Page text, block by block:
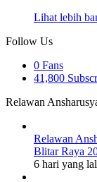
Lihat lebih
Follow Us
0 Fans
41,800
Relawan
Relawan
Blitar Raya
6 hari yang